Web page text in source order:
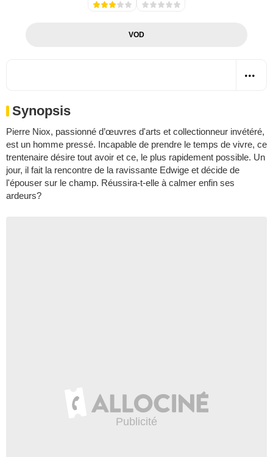
VOD
Synopsis
Pierre Niox, passionné d’œuvres d'arts et collectionneur invétéré,
est un homme pressé. Incapable de prendre le temps de vivre, ce
trentenaire désire tout avoir et ce, le plus rapidement possible. Un
jour, il fait la rencontre de la ravissante Edwige et décide de
l'épouser sur le champ. Réussira-t-elle à calmer enfin ses
ardeurs?